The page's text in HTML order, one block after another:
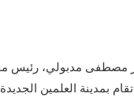
مصطفى مدبولي، رئيس
تقام بمدينة العلمين